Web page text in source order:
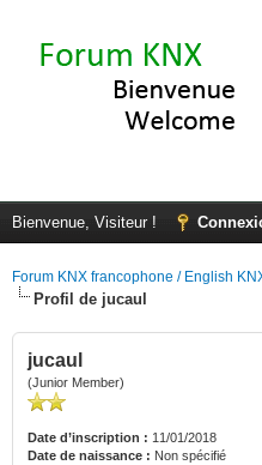
Bienvenue, Visiteur !
Forum KNX francophone / English
Profil de jucaul
jucaul
(Junior Member)
Date d’inscription : 11/01/2018
Date de naissance : Non spécifié